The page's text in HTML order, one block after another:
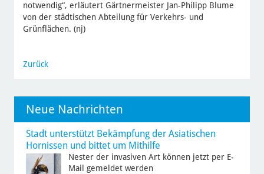
notwendig“, erläutert Gärtnermeister Jan-Philipp Blume
von der städtischen Abteilung für Verkehrs- und
Grünflächen. (nj)
Zurück
Neue Nachrichten
Stadt unterstützt Bekämpfung der Asiatischen
Hornissen und bittet um Mithilfe
Nester der invasiven Art können jetzt per E-
Mail gemeldet werden